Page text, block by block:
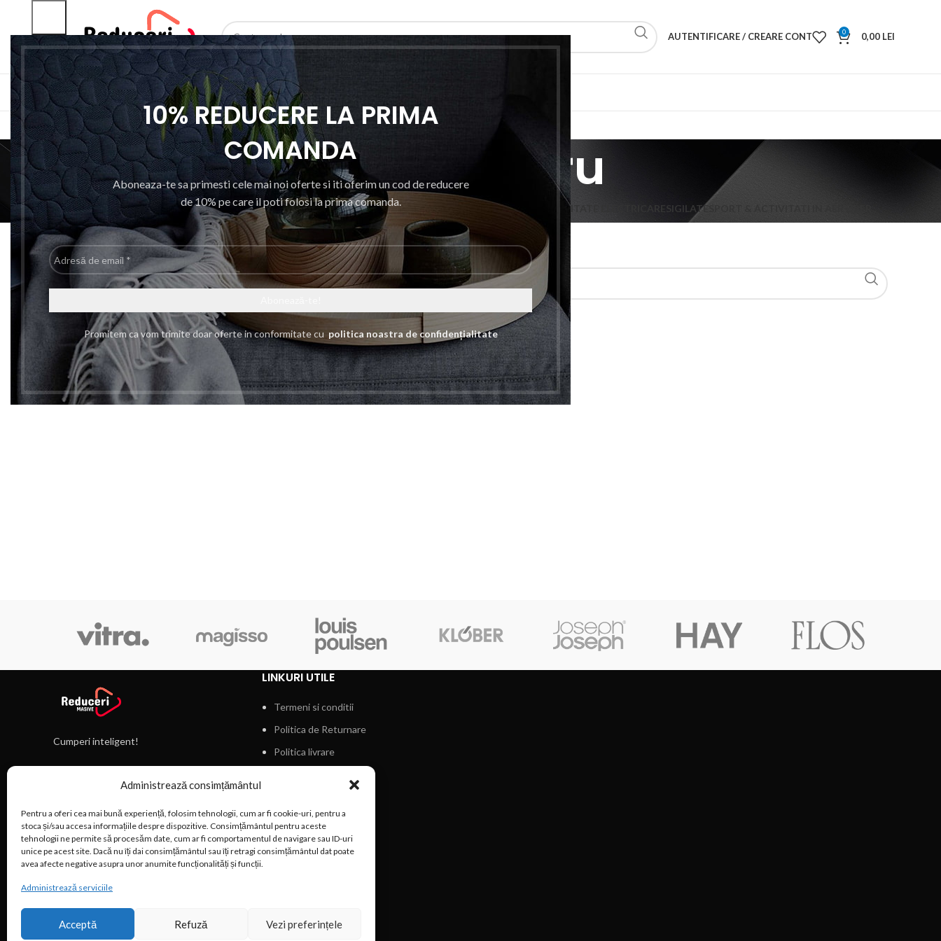
10% REDUCERE LA PRIMA
COMANDA
Aboneaza-te sa primesti cele mai noi oferte si iti oferim un cod de reducere
de 10% pe care il poti folosi la prima comanda.
Adresă
de
Promitem ca vom trimite doar oferte in conformitate cu politica noastra de confidențialitate
Administrează consimțământul
Pentru a oferi cea mai bună experiență, folosim tehnologii, cum ar fi cookie-uri, pentru a
stoca și/sau accesa informațiile despre dispozitive. Consimțământul pentru aceste
tehnologii ne permite să procesăm date, cum ar fi comportamentul de navigare sau ID-uri
unice pe acest site. Dacă nu îți dai consimțământul sau îți retragi consimțământul dat poate
avea afecte negative asupra unor anumite funcționalități și funcții.
Administrează serviciile
Acceptă Refuză Vezi preferințele
SELECTEAZA CATEGORIE
AUTENTIFICARE / CREARE CONT 0 0,00 LEI
CATEGORII PRODUSE ACASARESIGILATE
Multimetru
ACCESORII ARTICOLE SANATATE SI WELLNESSAUTOCASA, GRADINA SI BRICOLAJ ELECTRONICE MOBILITATE ELECTRICA RESIGILATE
Prima pagină
Tip produs produs Multimetru
Nu a fost găsit niciun produs care să se potrivească cu selecția ta.
Cumperi inteligent!
Magazin online construit de
LINKURI UTILE
Termeni si conditii
Politica de Returnare
Politica livrare